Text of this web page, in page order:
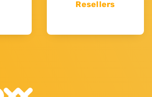
Resellers